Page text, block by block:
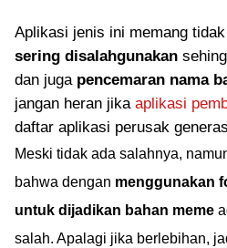
Aplikasi jenis ini memang
sering disalahgunakan
dan juga pencemaran nama
jangan heran jika aplikasi
daftar aplikasi perusak
Meski tidak ada salahnya,
bahwa dengan menggunakan
untuk dijadikan bahan meme
salah. Apalagi jika berlebihan,